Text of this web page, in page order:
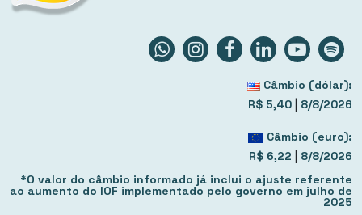
Câmbio (dólar):
R$ 5,40 | 8/8/2026
Câmbio (euro):
R$ 6,22 | 8/8/2026
*O valor do câmbio informado já inclui o ajuste referente
ao aumento do IOF implementado pelo governo em julho de
2025